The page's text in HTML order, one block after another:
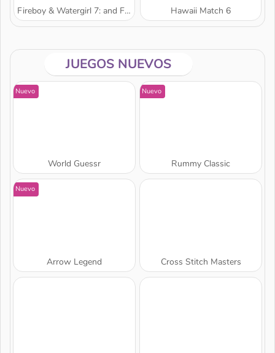
Fireboy & Watergirl 7: and Friends Hawaii Match 6
JUEGOS NUEVOS
Nuevo
World Guessr
Nuevo
Rummy Classic
Nuevo
Arrow Legend Cross Stitch Masters